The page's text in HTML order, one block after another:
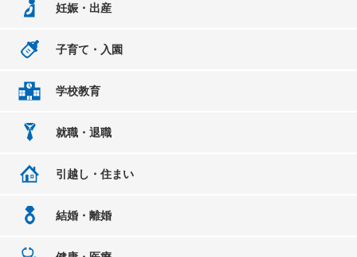
妊娠・出産
子育て・入園
学校教育
就職・退職
引越し・住まい
結婚・離婚